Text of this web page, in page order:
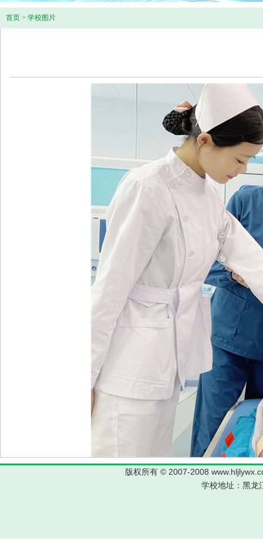
首页 > 学校图片
版权所有 © 2007-2008
学校地址：黑龙